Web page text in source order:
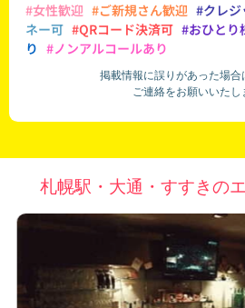
#女性歓迎 #ご新規さん歓迎 #クレ
ネー可 #QRコード決済可 #おひとり
り #ノンアルコールあり
掲載情報に誤りがあった場合
ご連絡をお願いいたし
札幌駅・大通・すすきの